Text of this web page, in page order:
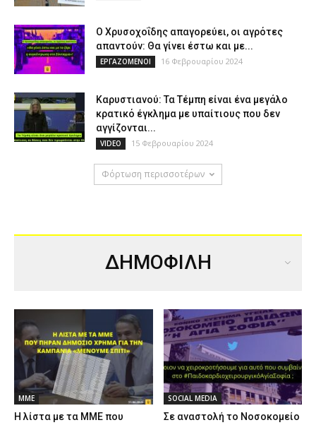
Ο Χρυσοχοΐδης απαγορεύει, οι αγρότες
απαντούν: Θα γίνει έστω και με...
ΕΡΓΑΖΟΜΕΝΟΙ 16 Φεβρουαρίου 2024
Καρυστιανού: Τα Τέμπη είναι ένα μεγάλο
κρατικό έγκλημα με υπαίτιους που δεν
αγγίζονται...
VIDEO 15 Φεβρουαρίου 2024
Φόρτωση περισσοτέρων
ΔΗΜΟΦΙΛΗ
ΜΜΕ
Η λίστα με τα ΜΜΕ που
SOCIAL MEDIA
Σε αναστολή το Νοσοκομείο